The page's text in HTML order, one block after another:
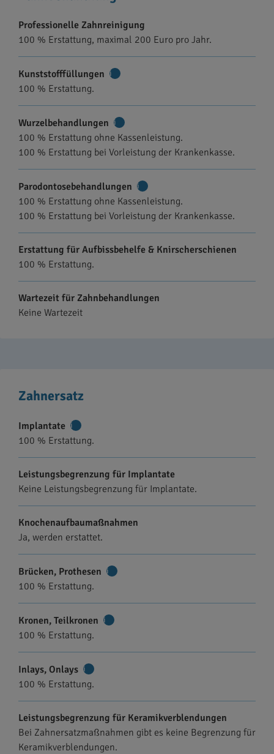
Professionelle Zahnreinigung
100 % Erstattung, maximal 200 Euro pro Jahr.
Kunststofffüllungen
100 % Erstattung.
Wurzelbehandlungen
Informationen
100 % Erstattung ohne Kassenleistung.
100 % Erstattung bei Vorleistung der Krankenkasse.
Parodontosebehandlungen
Informationen
100 % Erstattung ohne Kassenleistung.
100 % Erstattung bei Vorleistung der Krankenkasse.
Erstattung für Aufbissbehelfe & Knirscherschienen
100 % Erstattung.
Wartezeit für Zahnbehandlungen
Keine Wartezeit
Zahnersatz
Implantate
Informationen
100 % Erstattung.
Leistungsbegrenzung für Implantate
Keine Leistungsbegrenzung für Implantate.
Knochenaufbaumaßnahmen
Ja, werden erstattet.
Brücken, Prothesen
100 % Erstattung.
Kronen, Teilkronen
100 % Erstattung.
Inlays, Onlays
Informationen
100 % Erstattung.
Leistungsbegrenzung für Keramikverblendungen
Bei Zahnersatzmaßnahmen gibt es keine Begrenzung für
Keramikverblendungen.